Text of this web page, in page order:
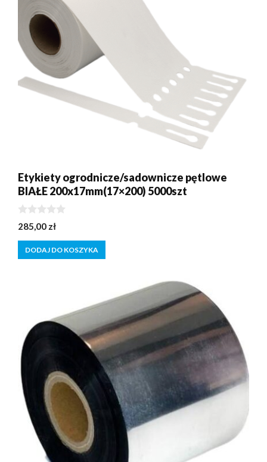
Etykiety ogrodnicze/sadownicze pętlowe
BIAŁE 200x17mm(17×200) 5000szt
0
z
5
285,00 zł
DODAJ DO KOSZYKA